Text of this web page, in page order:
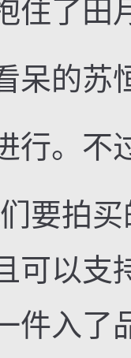
了田
的苏恒
。不
拍买
可以支
件入了